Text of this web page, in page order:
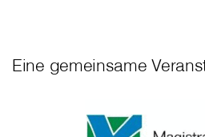
Eine gemeinsame